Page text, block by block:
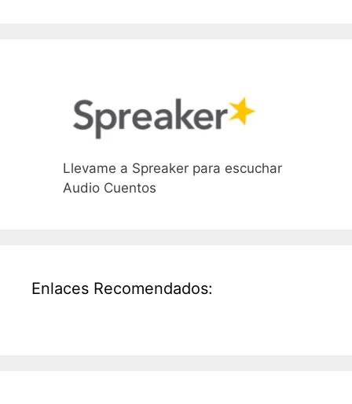
Llevame a Spreaker para escuchar
Audio Cuentos
Enlaces Recomendados: